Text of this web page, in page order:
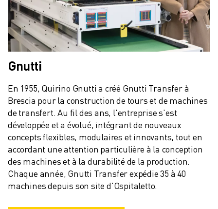
CONTACT
CONTACT
LOCALISATION DES SITES
IMPRESSION
Gnutti
En 1955, Quirino Gnutti a créé Gnutti Transfer à
Brescia pour la construction de tours et de machines
de transfert. Au fil des ans, l'entreprise s'est
développée et a évolué, intégrant de nouveaux
concepts flexibles, modulaires et innovants, tout en
accordant une attention particulière à la conception
des machines et à la durabilité de la production.
Chaque année, Gnutti Transfer expédie 35 à 40
machines depuis son site d'Ospitaletto.